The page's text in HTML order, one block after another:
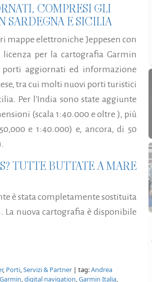
COMPRESI GLI
SARDEGNA E SICILIA
mappe elettroniche Jeppesen con
per la cartografia Garmin
aggiornati ed informazione
tra cui molti nuovi porti turistici
Per l'India sono state aggiunte
(scala 1:40.000 e oltre ), più
e 1:40.000) e, ancora, di 50
TUTTE BUTTATE A MARE
è stata completamente sostituita
La nuova cartografia è disponibile
, Porti,Servizi & Partner | tag:Andrea
,digital navigation,Garmin Italia,